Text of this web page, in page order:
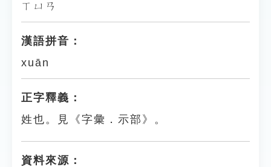
ㄒㄩㄢ
漢語拼音：
xuān
正字釋義：
姓也。見《字彙．示部》。
資料來源：